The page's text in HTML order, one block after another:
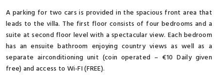
A parking for two cars is provided in the spacious front area that
leads to the villa. The first floor consists of four bedrooms and a
suite at second floor level with a spectacular view. Each bedroom
has an ensuite bathroom enjoying country views as well as a
separate airconditioning unit (coin operated – €10 Daily given
free) and access to Wi-FI (FREE).